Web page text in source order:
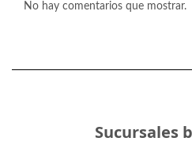
No hay comentarios que mostrar.
Sucursales